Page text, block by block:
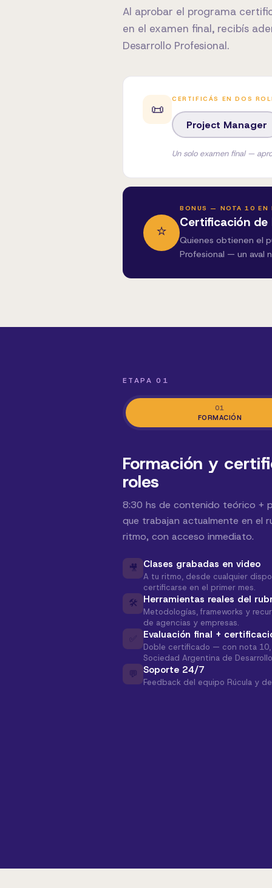
Al aprobar el programa
en el examen final, recibís
Desarrollo Profesional.
📜
CERTIFICÁS EN DOS
Project Manager
Un solo examen final —
⭐
BONUS — NOTA 10 EN
Certificación de
Quienes obtienen el
Profesional — un aval
ETAPA 01
01
FORMACIÓN
Formación y
roles
8:30 hs de contenido teórico +
que trabajan actualmente en el
ritmo, con acceso inmediato.
🎥 Clases grabadas en video
A tu ritmo, desde cualquier
certificarse en el primer mes.
🛠️ Herramientas reales del
Metodologías, frameworks y
de agencias y empresas.
Evaluación final +
Doble certificado — con nota 10,
Sociedad Argentina de
💬 Soporte 24/7
Feedback del equipo Rúcula y